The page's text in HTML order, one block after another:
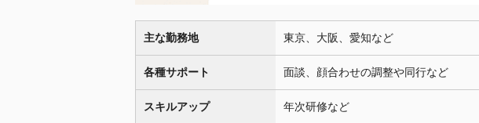
主な勤務地 東京、大阪、愛知など
各種サポート 面談、顔合わせの調整や同行など
スキルアップ 年次研修など